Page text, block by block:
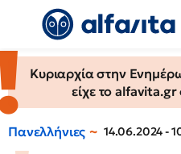
Κυριαρχία στην
είχε το alfavita.gr
Πανελλήνιες 14.06.2024 -